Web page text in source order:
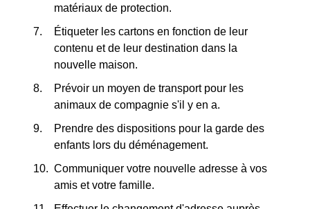
matériaux de protection.
Étiqueter les cartons en fonction de leur
contenu et de leur destination dans la
nouvelle maison.
Prévoir un moyen de transport pour les
animaux de compagnie s'il y en a.
Prendre des dispositions pour la garde des
enfants lors du déménagement.
Communiquer votre nouvelle adresse à vos
amis et votre famille.